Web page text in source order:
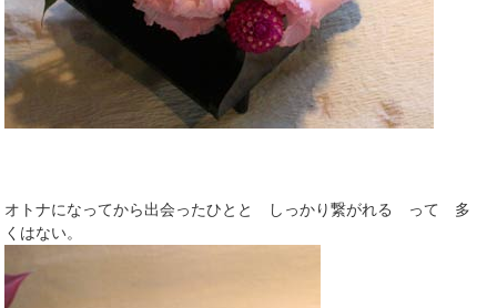
オトナになってから出会ったひとと しっかり繋がれる って 多
くはない。